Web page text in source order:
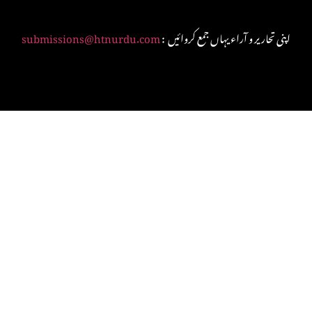
submissions@htnurdu.com : اپنی تحاریر و آراء یہاں جمع کروائیں